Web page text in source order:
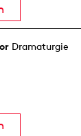
Dramaturgie